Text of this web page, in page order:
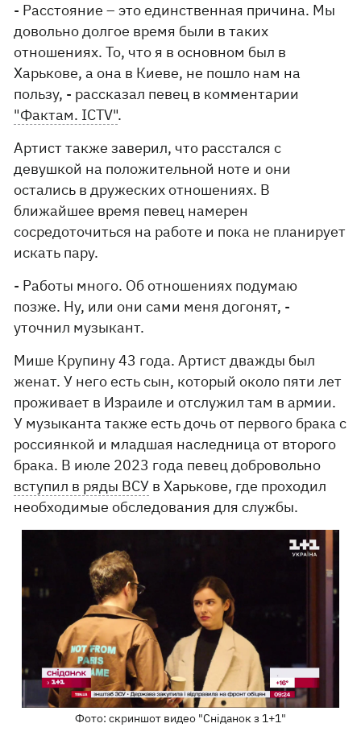
- Расстояние – это единственная причина. Мы
довольно долгое время были в таких
отношениях. То, что я в основном был в
Харькове, а она в Киеве, не пошло нам на
пользу, - рассказал певец в комментарии
"Фактам. ICTV".
Артист также заверил, что расстался с
девушкой на положительной ноте и они
остались в дружеских отношениях. В
ближайшее время певец намерен
сосредоточиться на работе и пока не планирует
искать пару.
- Работы много. Об отношениях подумаю
позже. Ну, или они сами меня догонят, -
уточнил музыкант.
Мише Крупину 43 года. Артист дважды был
женат. У него есть сын, который около пяти лет
проживает в Израиле и отслужил там в армии.
У музыканта также есть дочь от первого брака с
россиянкой и младшая наследница от второго
брака. В июле 2023 года певец добровольно
вступил в ряды ВСУ в Харькове, где проходил
необходимые обследования для службы.
Фото: скриншот видео "Сніданок з 1+1"